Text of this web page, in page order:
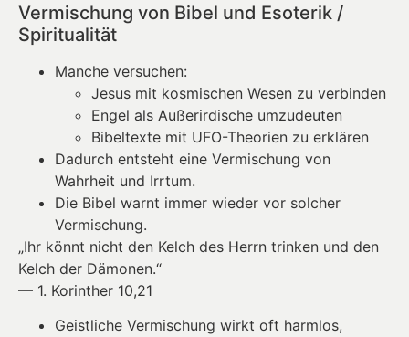
Vermischung von Bibel und Esoterik /
Spiritualität
Manche versuchen:
Jesus mit kosmischen Wesen zu verbinden
Engel als Außerirdische umzudeuten
Bibeltexte mit UFO-Theorien zu erklären
Dadurch entsteht eine Vermischung von
Wahrheit und Irrtum.
Die Bibel warnt immer wieder vor solcher
Vermischung.
„Ihr könnt nicht den Kelch des Herrn trinken und den
Kelch der Dämonen.“
— 1. Korinther 10,21
Geistliche Vermischung wirkt oft harmlos,